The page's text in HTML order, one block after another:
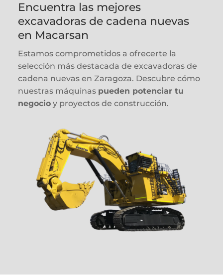
Encuentra las mejores
excavadoras de cadena nuevas
en Macarsan
Estamos comprometidos a ofrecerte la
selección más destacada de excavadoras de
cadena nuevas en Zaragoza. Descubre cómo
nuestras máquinas pueden potenciar tu
negocioy proyectos de construcción.